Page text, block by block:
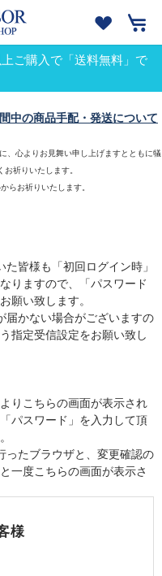
ご購入で「送料無料」で
中の商品手配・発送について
、心よりお見舞い申し上げますとともに犠
祈りいたします。
らお祈りいたします。
皆様も「初回ログイン時」
りますので、「パスワード
願い致します。
届かない場合がございますの
指定受信設定をお願い致し
りこちらの画面が表示され
パスワード」を入力して頂
ったブラウザと、変更確認の
一度こちらの画面が表示さ
様